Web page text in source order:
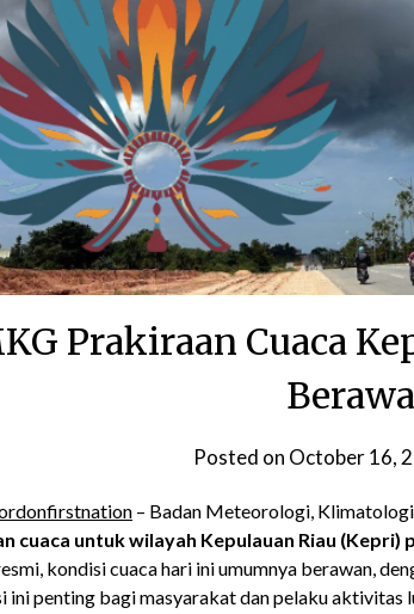
Prakiraan Cuaca
Posted on October 16,
– Badan Meteorologi,
cuaca untuk wilayah Kepulauan Riau (Kepri)
kondisi cuaca hari ini umumnya berawan,
ini penting bagi masyarakat dan pelaku aktivitas